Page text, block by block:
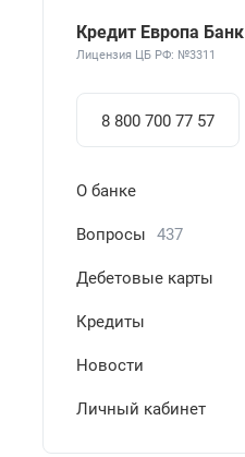
Кредит Европа Банк
Лицензия ЦБ РФ: №3311
8 800 700 77 57
О банке
Вопросы 437
Дебетовые карты
Кредиты
Новости
Личный кабинет